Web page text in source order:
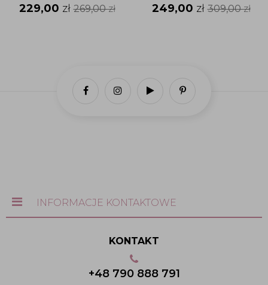
229,00 zł 269,00zł 249,00 zł 309,00zł
INFORMACJE KONTAKTOWE
KONTAKT
+48 790 888 791